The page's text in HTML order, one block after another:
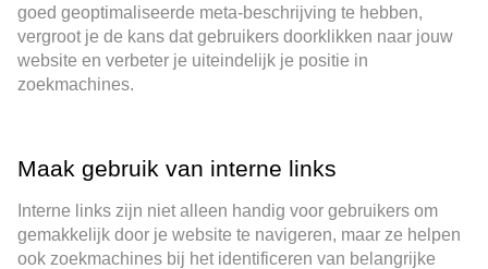
goed geoptimaliseerde meta-beschrijving te hebben,
vergroot je de kans dat gebruikers doorklikken naar jouw
website en verbeter je uiteindelijk je positie in
zoekmachines.
Maak gebruik van interne links
Interne links zijn niet alleen handig voor gebruikers om
gemakkelijk door je website te navigeren, maar ze helpen
ook zoekmachines bij het identificeren van belangrijke